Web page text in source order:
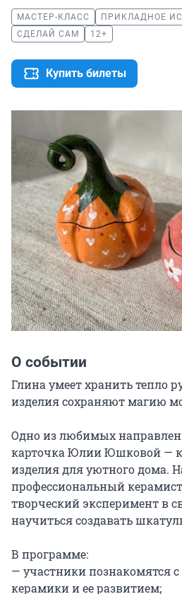
МАСТЕР-КЛАСС ПРИКЛАДНОЕ
СДЕЛАЙ САМ
12+
Купить билеты
О событии
Глина умеет хранить тепло
изделия сохраняют магию
Одно из любимых
карточка Юлии Юшковой —
изделия для уютного дома.
профессиональный
творческий эксперимент в
научиться создавать
В программе:
— участники познакомятся с
керамики и ее развитием;